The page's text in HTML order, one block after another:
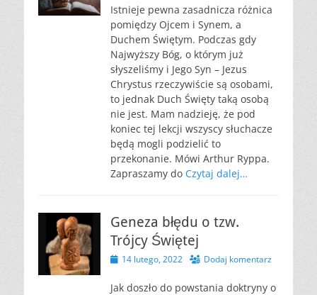
Istnieje pewna zasadnicza różnica
pomiędzy Ojcem i Synem, a
Duchem Świętym. Podczas gdy
Najwyższy Bóg, o którym już
słyszeliśmy i Jego Syn – Jezus
Chrystus rzeczywiście są osobami,
to jednak Duch Święty taką osobą
nie jest. Mam nadzieję, że pod
koniec tej lekcji wszyscy słuchacze
będą mogli podzielić to
przekonanie. Mówi Arthur Ryppa.
Zapraszamy do Czytaj dalej…
Geneza błędu o tzw.
Trójcy Świętej
Opublikowano
14 lutego, 2022 Dodaj komentarz
Jak doszło do powstania doktryny o